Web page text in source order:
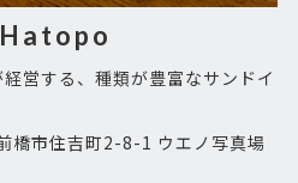
営する、種類が豊富なサンドイ
橋市住吉町2-8-1 ウエノ写真場